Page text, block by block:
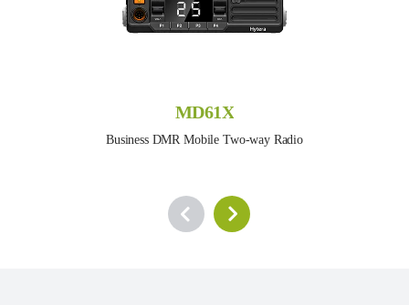
MD61X
Business DMR Mobile Two-way Radio